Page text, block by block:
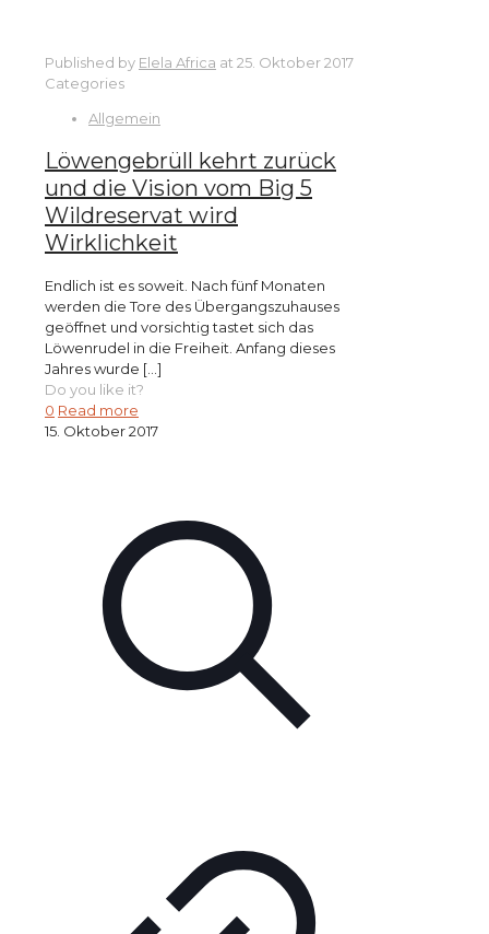
Published by Elela Africa at 25. Oktober 2017
Categories
Allgemein
Löwengebrüll kehrt zurück
und die Vision vom Big 5
Wildreservat wird
Wirklichkeit
Endlich ist es soweit. Nach fünf Monaten
werden die Tore des Übergangszuhauses
geöffnet und vorsichtig tastet sich das
Löwenrudel in die Freiheit. Anfang dieses
Jahres wurde […]
Do you like it?
0 Read more
15. Oktober 2017